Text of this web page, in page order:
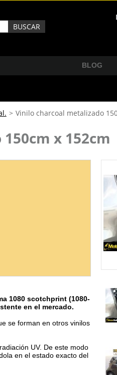
BLOG
> Vinilo charcoal metalizado
x 152cm
1080 scotchprint (1080-
en el mercado.
se forman en otros vinilos
UV. De este modo
en el estado exacto del